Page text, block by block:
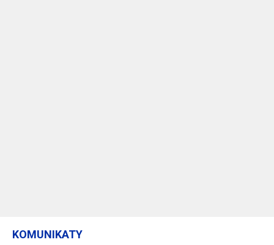
KOMUNIKATY